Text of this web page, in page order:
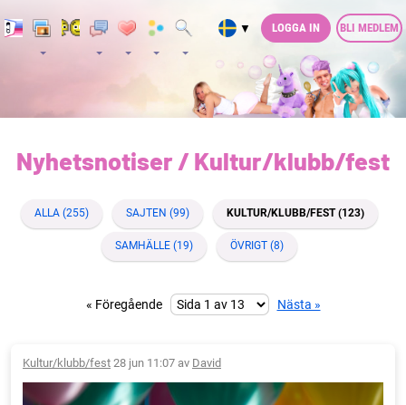
▼ LOGGA IN BLI MEDLEM
Nyhetsnotiser / Kultur/klubb/fest
ALLA (255) SAJTEN (99) KULTUR/KLUBB/FEST (123)
SAMHÄLLE (19) ÖVRIGT (8)
« Föregående Nästa »
Kultur/klubb/fest 28 jun 11:07 av David